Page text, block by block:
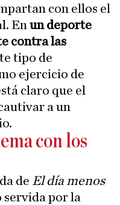
con ellos el
En un deporte
contra las
tipo de
ejercicio de
claro que el
a un
con los
de El día menos
por la